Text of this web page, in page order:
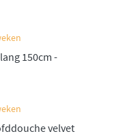
Een complete
een stukje
is de set ook
Bekijk
met
150cm -
velvet